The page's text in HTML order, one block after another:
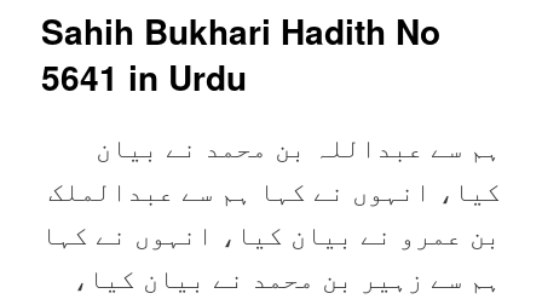
Sahih Bukhari Hadith No
5641 in Urdu
ہم سے عبداللہ بن محمد نے بیان
کیا، انہوں نے کہا ہم سے عبدالملک
بن عمرو نے بیان کیا، انہوں نے کہا
ہم سے زہیر بن محمد نے بیان کیا،